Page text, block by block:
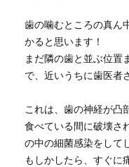
歯の噛むところの真ん
かると思います！
まだ隣の歯と並ぶ位置
で、近いうちに歯医者
これは、歯の神経が
食べている間に破壊さ
の中の細菌感染をして
もしかしたら、すぐに